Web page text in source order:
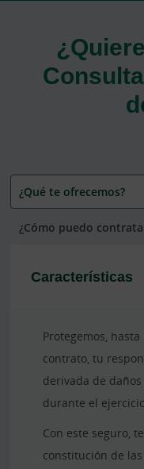
¿Qué te ofrecemos?
¿Cómo puedo
Características
Protegemos,
contrato, tu
derivada de
durante el
Con este seguro,
constitución de